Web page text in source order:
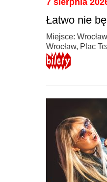
Łatwo nie
Miejsce:
Wrocław, Plac